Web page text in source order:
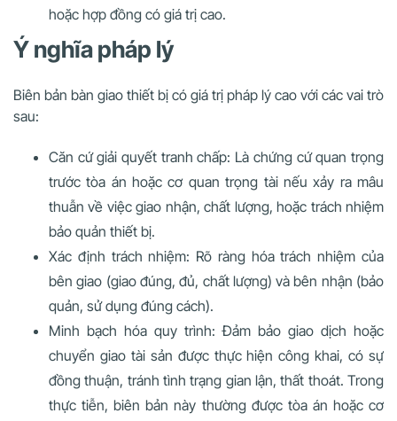
hoặc hợp đồng có giá trị cao.
Ý nghĩa pháp lý
Biên bản bàn giao thiết bị có giá trị pháp lý cao với các vai trò
sau:
Căn cứ giải quyết tranh chấp: Là chứng cứ quan trọng
trước tòa án hoặc cơ quan trọng tài nếu xảy ra mâu
thuẫn về việc giao nhận, chất lượng, hoặc trách nhiệm
bảo quản thiết bị.
Xác định trách nhiệm: Rõ ràng hóa trách nhiệm của
bên giao (giao đúng, đủ, chất lượng) và bên nhận (bảo
quản, sử dụng đúng cách).
Minh bạch hóa quy trình: Đảm bảo giao dịch hoặc
chuyển giao tài sản được thực hiện công khai, có sự
đồng thuận, tránh tình trạng gian lận, thất thoát. Trong
thực tiễn, biên bản này thường được tòa án hoặc cơ